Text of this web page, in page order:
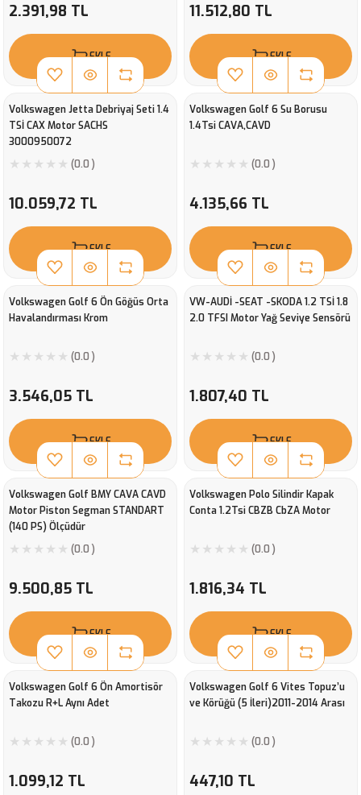
2.391,98 TL
EKLE
11.512,80 TL
EKLE
Volkswagen Jetta Debriyaj Seti 1.4
TSİ CAX Motor SACHS
3000950072
(0.0 )
10.059,72 TL
EKLE
Volkswagen Golf 6 Su Borusu
1.4Tsi CAVA,CAVD
(0.0 )
4.135,66 TL
EKLE
Volkswagen Golf 6 Ön Göğüs Orta
Havalandırması Krom
(0.0 )
3.546,05 TL
EKLE
VW-AUDİ -SEAT -SKODA 1.2 TSİ 1.8
2.0 TFSI Motor Yağ Seviye Sensörü
(0.0 )
1.807,40 TL
EKLE
Volkswagen Golf BMY CAVA CAVD
Motor Piston Segman STANDART
(140 PS) Ölçüdür
(0.0 )
9.500,85 TL
EKLE
Volkswagen Polo Silindir Kapak
Conta 1.2Tsi CBZB CbZA Motor
(0.0 )
1.816,34 TL
EKLE
Volkswagen Golf 6 Ön Amortisör
Takozu R+L Aynı Adet
(0.0 )
1.099,12 TL
Volkswagen Golf 6 Vites Topuz’u
ve Körüğü (5 İleri)2011-2014 Arası
(0.0 )
447,10 TL